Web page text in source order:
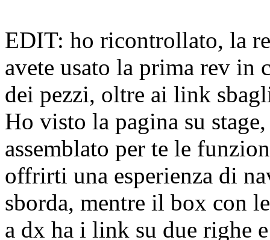
EDIT: ho ricontrollato, la
avete usato la prima rev in
dei pezzi, oltre ai link
Ho visto la pagina su
assemblato per te le
offrirti una esperienza di
sborda, mentre il box con
a dx ha i link su due righe